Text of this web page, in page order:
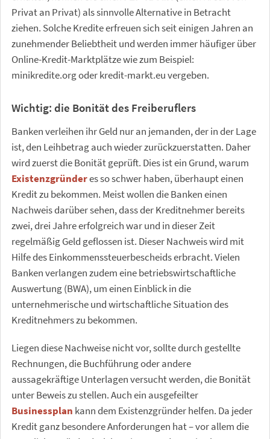
Privat an Privat) als sinnvolle Alternative in Betracht
ziehen. Solche Kredite erfreuen sich seit einigen Jahren an
zunehmender Beliebtheit und werden immer häufiger über
Online-Kredit-Marktplätze wie zum Beispiel:
minikredite.org oder kredit-markt.eu vergeben.
Wichtig: die Bonität des Freiberuflers
Banken verleihen ihr Geld nur an jemanden, der in der Lage
ist, den Leihbetrag auch wieder zurückzuerstatten. Daher
wird zuerst die Bonität geprüft. Dies ist ein Grund, warum
Existenzgründeres so schwer haben, überhaupt einen
Kredit zu bekommen. Meist wollen die Banken einen
Nachweis darüber sehen, dass der Kreditnehmer bereits
zwei, drei Jahre erfolgreich war und in dieser Zeit
regelmäßig Geld geflossen ist. Dieser Nachweis wird mit
Hilfe des Einkommenssteuerbescheids erbracht. Vielen
Banken verlangen zudem eine betriebswirtschaftliche
Auswertung (BWA), um einen Einblick in die
unternehmerische und wirtschaftliche Situation des
Kreditnehmers zu bekommen.
Liegen diese Nachweise nicht vor, sollte durch gestellte
Rechnungen, die Buchführung oder andere
aussagekräftige Unterlagen versucht werden, die Bonität
unter Beweis zu stellen. Auch ein ausgefeilter
Businessplan kann dem Existenzgründer helfen. Da jeder
Kredit ganz besondere Anforderungen hat – vor allem die